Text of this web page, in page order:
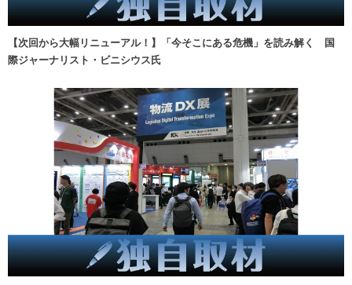
【次回から大幅リニューアル！】「今そこにある危機」を読み解く 国
際ジャーナリスト・ビニシウス氏